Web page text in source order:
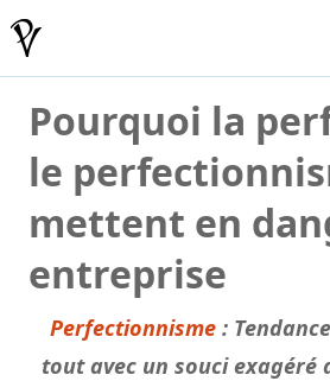
Pierrick Valin
Pourquoi la
le
mettent en
entreprise
Perfectionnisme :
tout avec un souci exagéré